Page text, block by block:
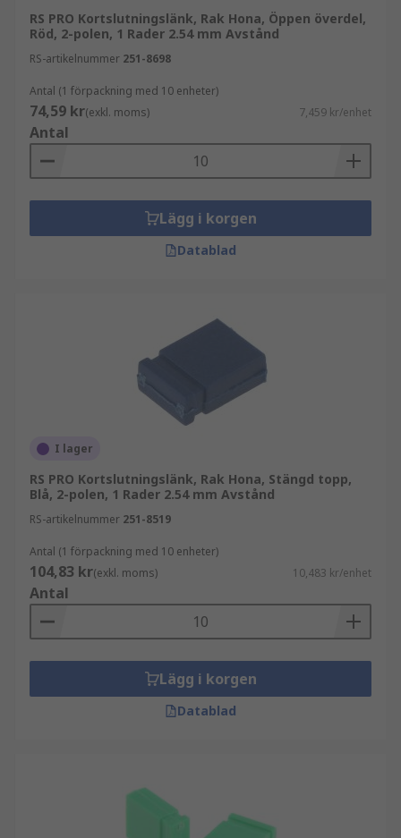
RS PRO Kortslutningslänk, Rak Hona, Öppen överdel,
Röd, 2-polen, 1 Rader 2.54 mm Avstånd
RS-artikelnummer 251-8698
Antal (1 förpackning med 10 enheter)
74,59 kr(exkl. moms) 7,459 kr/enhet
Antal
Lägg i korgen
Datablad
I lager
RS PRO Kortslutningslänk, Rak Hona, Stängd topp,
Blå, 2-polen, 1 Rader 2.54 mm Avstånd
RS-artikelnummer 251-8519
Antal (1 förpackning med 10 enheter)
104,83 kr(exkl. moms) 10,483 kr/enhet
Antal
Lägg i korgen
Datablad